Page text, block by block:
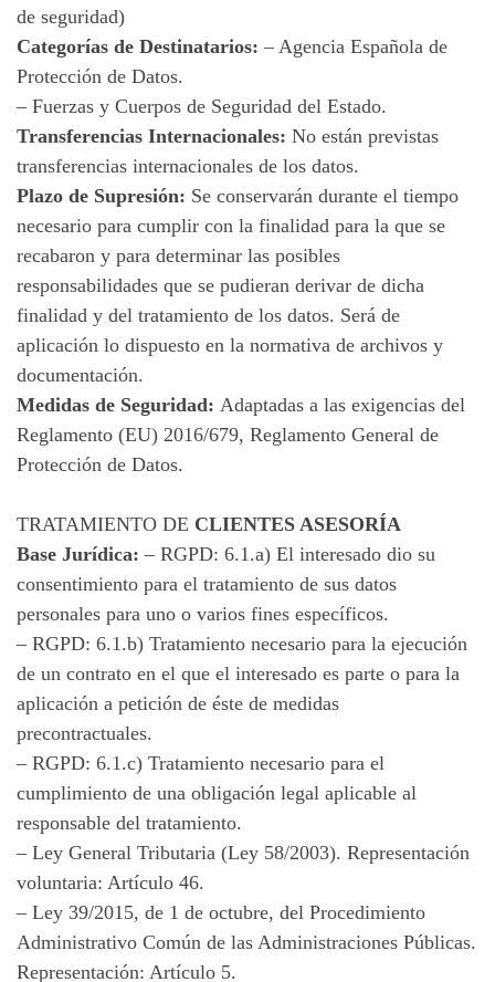
de seguridad)
Categorías de Destinatarios: – Agencia Española de
Protección de Datos.
– Fuerzas y Cuerpos de Seguridad del Estado.
Transferencias Internacionales: No están previstas
transferencias internacionales de los datos.
Plazo de Supresión: Se conservarán durante el tiempo
necesario para cumplir con la finalidad para la que se
recabaron y para determinar las posibles
responsabilidades que se pudieran derivar de dicha
finalidad y del tratamiento de los datos. Será de
aplicación lo dispuesto en la normativa de archivos y
documentación.
Medidas de Seguridad: Adaptadas a las exigencias del
Reglamento (EU) 2016/679, Reglamento General de
Protección de Datos.
TRATAMIENTO DE CLIENTES ASESORÍA
Base Jurídica: – RGPD: 6.1.a) El interesado dio su
consentimiento para el tratamiento de sus datos
personales para uno o varios fines específicos.
– RGPD: 6.1.b) Tratamiento necesario para la ejecución
de un contrato en el que el interesado es parte o para la
aplicación a petición de éste de medidas
precontractuales.
– RGPD: 6.1.c) Tratamiento necesario para el
cumplimiento de una obligación legal aplicable al
responsable del tratamiento.
– Ley General Tributaria (Ley 58/2003). Representación
voluntaria: Artículo 46.
– Ley 39/2015, de 1 de octubre, del Procedimiento
Administrativo Común de las Administraciones Públicas.
Representación: Artículo 5.